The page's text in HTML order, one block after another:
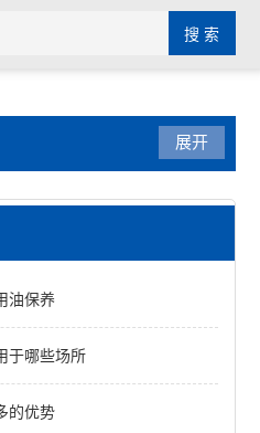
部 >>
展开
油保养
于哪些场所
的优势